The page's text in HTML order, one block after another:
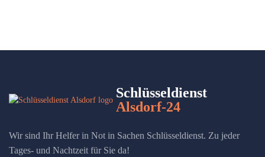
Schlüsseldienst
Alsdorf-24
Wir sind Ihr Helfer in Not in Sachen Schlüsseldienst. Zu jeder
Tages- und Nachtzeit für Sie da!